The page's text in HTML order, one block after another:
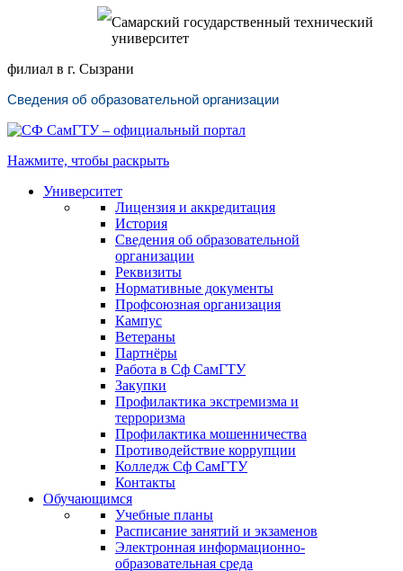
Самарский государственный технический
университет
филиал в г. Сызрани
Сведения об образовательной организации
Нажмите, чтобы раскрыть
Университет
Лицензия и аккредитация
История
Сведения об образовательной
организации
Реквизиты
Нормативные документы
Профсоюзная организация
Кампус
Ветераны
Партнёры
Работа в Сф СамГТУ
Закупки
Профилактика экстремизма и
терроризма
Профилактика мошенничества
Противодействие коррупции
Колледж Сф СамГТУ
Контакты
Обучающимся
Учебные планы
Расписание занятий и экзаменов
Электронная информационно-
образовательная среда